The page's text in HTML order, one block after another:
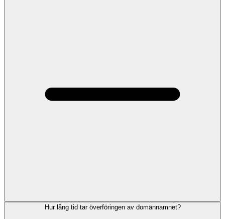
Hur lång tid tar överföringen av domännamnet?